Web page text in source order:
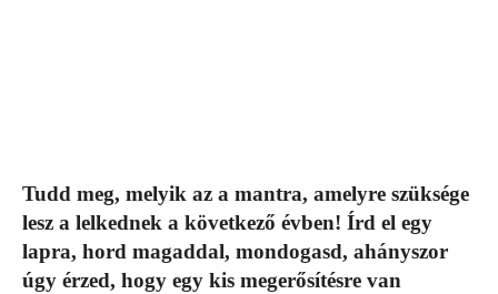
Tudd meg, melyik az a mantra, amelyre szüksége
lesz a lelkednek a következő évben! Írd el egy
lapra, hord magaddal, mondogasd, ahányszor
úgy érzed, hogy egy kis megerősítésre van